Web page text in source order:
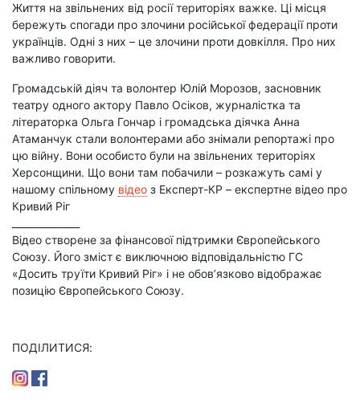
Життя на звільнених від росії територіях важке. Ці місця
бережуть спогади про злочини російської федерації проти
українців. Одні з них – це злочини проти довкілля. Про них
важливо говорити.
Громадській діяч та волонтер Юлій Морозов, засновник
театру одного актору Павло Осіков, журналістка та
літераторка Ольга Гончар і громадська діячка Анна
Атаманчук стали волонтерами або знімали репортажі про
цю війну. Вони особисто були на звільнених територіях
Херсонщини. Що вони там побачили – розкажуть самі у
нашому спільному відео з Експерт-КР – експертне відео про
Кривий Ріг
Відео створене за фінансової підтримки Європейського
Союзу. Його зміст є виключною відповідальністю ГС
«Досить труїти Кривий Ріг» і не обов’язково відображає
позицію Європейського Союзу.
ПОДІЛИТИСЯ: